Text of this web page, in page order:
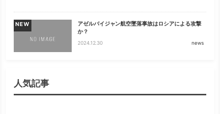
NEW
アゼルバイジャン航空墜落事故はロシアによる攻撃
か？
2024.12.30 news
人気記事